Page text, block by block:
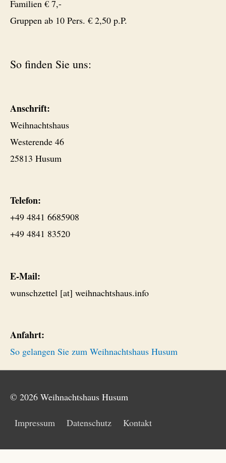
Familien € 7,-
Gruppen ab 10 Pers. € 2,50 p.P.
So finden Sie uns:
Anschrift:
Weihnachtshaus
Westerende 46
25813 Husum
Telefon:
+49 4841 6685908
+49 4841 83520
E-Mail:
wunschzettel [at] weihnachtshaus.info
Anfahrt:
So gelangen Sie zum Weihnachtshaus Husum
© 2026 Weihnachtshaus Husum
Impressum Datenschutz Kontakt